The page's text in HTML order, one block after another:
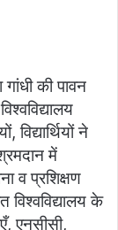
गांधी की पावन
ने
में
व प्रशिक्षण
के
एनसीसी,